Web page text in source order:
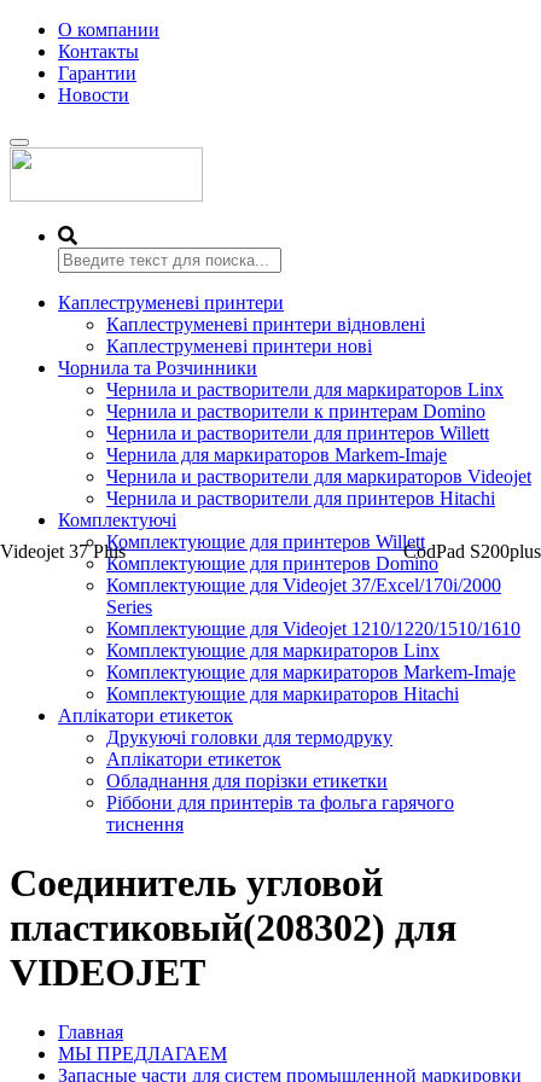
О компании
Контакты
Гарантии
Новости
Переключить
навигацию
Каплеструменеві принтери
Каплеструменеві принтери відновлені
Каплеструменеві принтери нові
Чорнила та Розчинники
Чернила и растворители для маркираторов Linx
Чернила и растворители к принтерам Domino
Чернила и растворители для принтеров Willett
Чернила для маркираторов Markem-Imaje
Чернила и растворители для маркираторов Videojet
Чернила и растворители для принтеров Hitachi
Комплектуючі
Комплектующие для принтеров Willett
Комплектующие для принтеров Domino
Комплектующие для Videojet 37/Excel/170i/2000
Series
Комплектующие для Videojet 1210/1220/1510/1610
Комплектующие для маркираторов Linx
Комплектующие для маркираторов Markem-Imaje
Комплектующие для маркираторов Hitachi
Аплікатори етикеток
Друкуючі головки для термодруку
Аплікатори етикеток
Обладнання для порізки етикетки
Ріббони для принтерів та фольга гарячого
тиснення
Соединитель угловой
пластиковый(208302) для
VIDEOJET
Главная
МЫ ПРЕДЛАГАЕМ
Запасные части для систем промышленной маркировки
Videojet 37 Plus CodPad S200plus